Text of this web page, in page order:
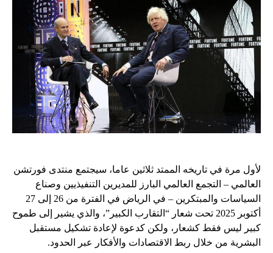
لأول مرة في تاريخه الممتد ثلاثين عاما، سيجتمع منتدى فورتشن
العالمي – التجمع العالمي البارز للمديرين التنفيذيين وصناع
السياسات والمبتكرين – في الرياض في الفترة من 26 إلى 27
أكتوبر 2025 تحت شعار “التقارب الكبير”، والذي يشير إلى طموح
كبير ليس فقط كشعار، ولكن كدعوة لإعادة تشكيل مستقبل
البشرية من خلال ربط الاقتصادات والأفكار عبر الحدود.